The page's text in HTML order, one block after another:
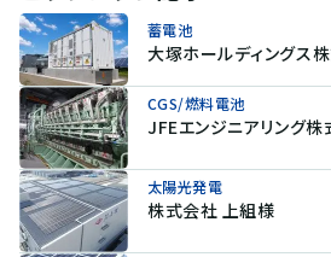
蓄電池
大塚ホールディングス
CGS/燃料電池
JFEエンジニアリング
太陽光発電
株式会社 上組様